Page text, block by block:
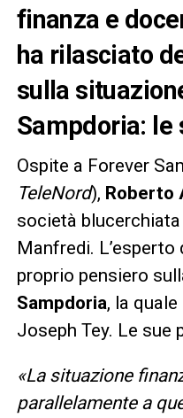
finanza e
ha rilasciato
sulla
Sampdoria: le
Ospite a Forever
TeleNord), Roberto
società
Manfredi.
proprio pensiero
Sampdoria, la
Joseph Tey. Le sue
«La situazione
parallelamente a